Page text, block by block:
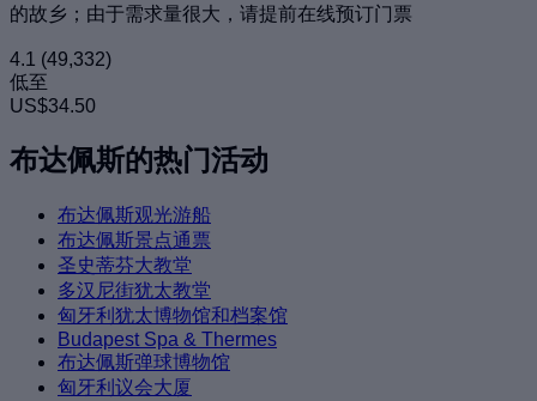
的故乡；由于需求量很大，请提前在线预订门票
4.1 (49,332)
低至
US$34.50
布达佩斯的热门活动
布达佩斯观光游船
布达佩斯景点通票
圣史蒂芬大教堂
多汉尼街犹太教堂
匈牙利犹太博物馆和档案馆
Budapest Spa & Thermes
布达佩斯弹球博物馆
匈牙利议会大厦